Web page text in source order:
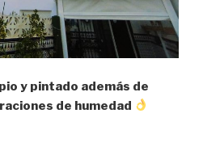
y pintado además de
de humedad